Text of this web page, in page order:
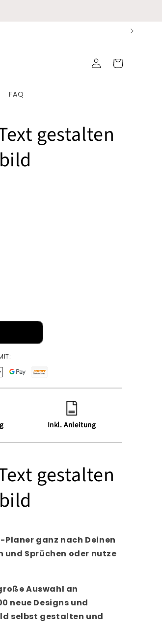
FAQ
EinloggenWarenkorb
gestalten
Inkl. Anleitung
gestalten
ganz nach Deinen
und Sprüchen oder nutze
Auswahl an
neue Designs und
selbst gestalten und